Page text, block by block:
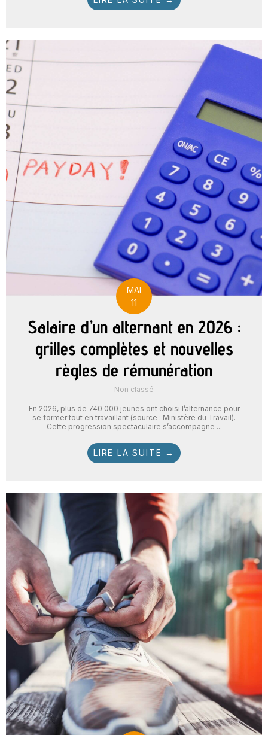
MAI
11
Salaire d’un alternant en 2026 :
grilles complètes et nouvelles
règles de rémunération
Non classé
En 2026, plus de 740 000 jeunes ont choisi l’alternance pour
se former tout en travaillant (source : Ministère du Travail).
Cette progression spectaculaire s’accompagne ...
LIRE LA SUITE →